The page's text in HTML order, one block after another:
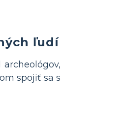
ľudí
spojiť sa s